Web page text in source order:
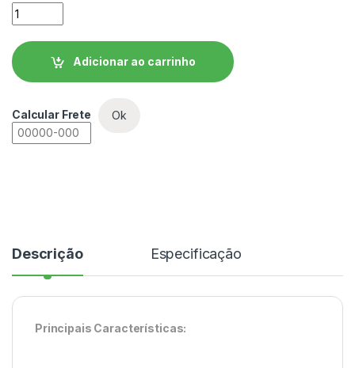
Soft Starter WEG SSW07 - SSW070085T5SZ quantidade
Adicionar ao carrinho
Calcular Frete Ok
Descrição Especificação
Principais Características: